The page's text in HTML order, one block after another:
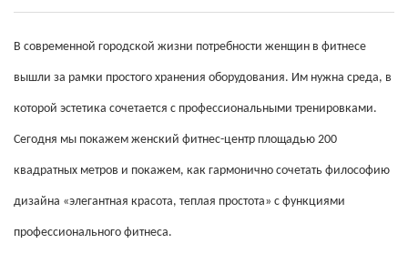
В современной городской жизни потребности женщин в фитнесе
вышли за рамки простого хранения оборудования. Им нужна среда, в
которой эстетика сочетается с профессиональными тренировками.
Сегодня мы покажем женский фитнес-центр площадью 200
квадратных метров и покажем, как гармонично сочетать философию
дизайна «элегантная красота, теплая простота» с функциями
профессионального фитнеса.